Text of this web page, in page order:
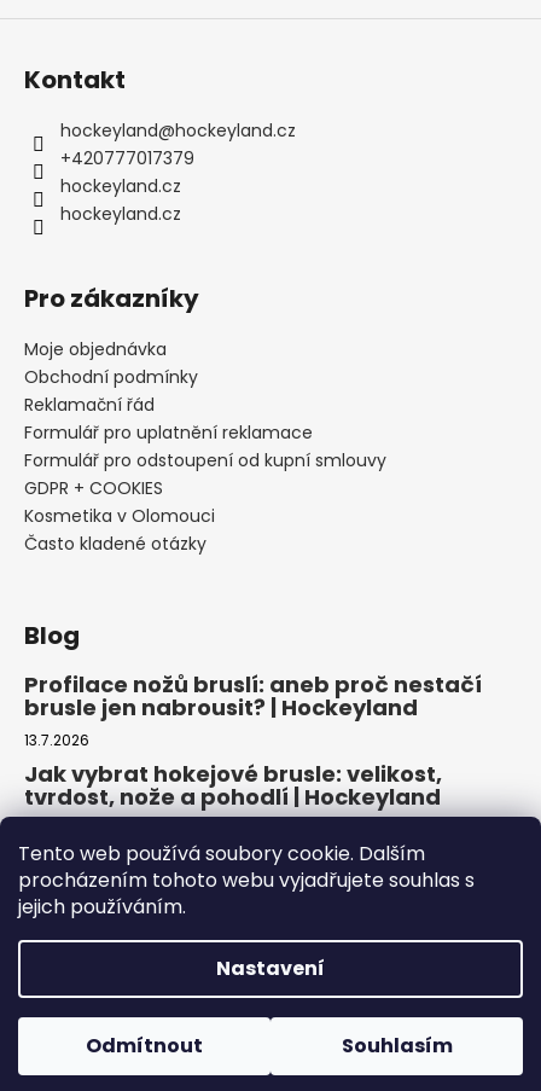
Tento web používá soubory cookie. Dalším
procházením tohoto webu vyjadřujete souhlas s
jejich používáním.
Nastavení
Odmítnout Souhlasím
u
Kontakt
hockeyland@hockeyland.cz
+420777017379
hockeyland.cz
hockeyland.cz
Pro zákazníky
Moje objednávka
Obchodní podmínky
Reklamační řád
Formulář pro uplatnění reklamace
Formulář pro odstoupení od kupní smlouvy
GDPR + COOKIES
Kosmetika v Olomouci
Často kladené otázky
Blog
Profilace nožů bruslí: aneb proč nestačí
brusle jen nabrousit? | Hockeyland
13.7.2026
Jak vybrat hokejové brusle: velikost,
tvrdost, nože a pohodlí | Hockeyland
Jak vybrat inline brusle: praktický
průvodce pro pohodlnou a bezpečnou
jízdu | Hockeyland
22.6.2026
Copyright 2026HOCKEYLAND, s.r.o.. Všechna práva
vyhrazena.
Upravit nastavení cookies